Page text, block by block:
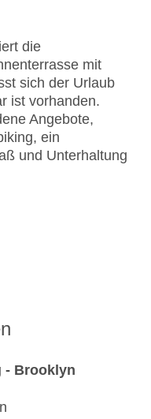
die
mit
sich der Urlaub
ist vorhanden.
Angebote,
ein
und Unterhaltung
- Brooklyn